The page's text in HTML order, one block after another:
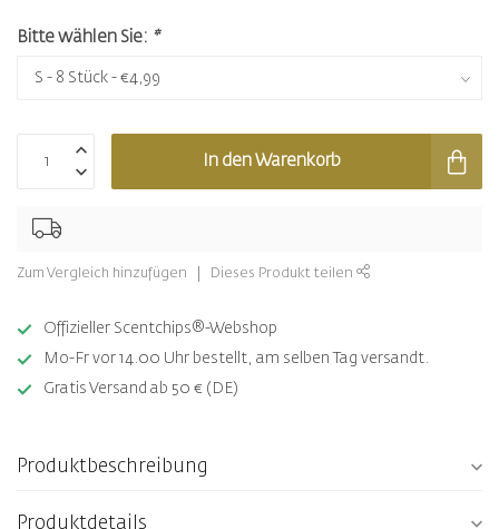
Bitte wählen Sie: *
In den Warenkorb
Zum Vergleich hinzufügen Dieses Produkt teilen
Offizieller Scentchips®-Webshop
Mo-Fr vor 14.00 Uhr bestellt, am selben Tag versandt.
Gratis Versand ab 50 € (DE)
Produktbeschreibung
Produktdetails